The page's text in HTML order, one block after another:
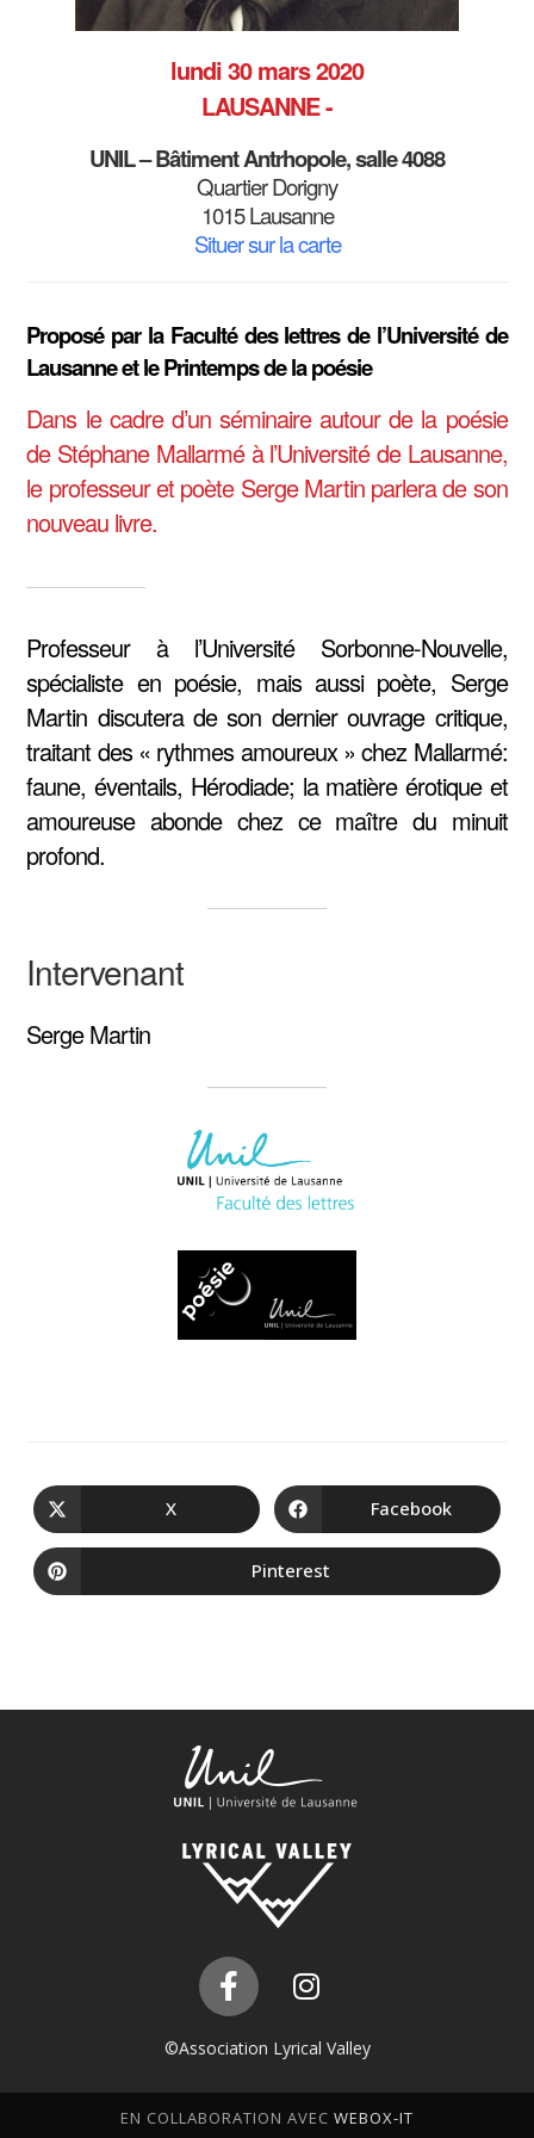
lundi 30 mars 2020
LAUSANNE -
UNIL – Bâtiment Antrhopole, salle 4088
Quartier Dorigny
1015 Lausanne
Situer sur la carte
Proposé par la Faculté des lettres de l’Université de
Lausanne et le Printemps de la poésie
Dans le cadre d’un séminaire autour de la poésie
de Stéphane Mallarmé à l’Université de Lausanne,
le professeur et poète Serge Martin parlera de son
nouveau livre.
Professeur à l’Université Sorbonne-Nouvelle,
spécialiste en poésie, mais aussi poète, Serge
Martin discutera de son dernier ouvrage critique,
traitant des « rythmes amoureux » chez Mallarmé:
faune, éventails, Hérodiade; la matière érotique et
amoureuse abonde chez ce maître du minuit
profond.
Intervenant
Serge Martin
X Facebook
Pinterest
©Association Lyrical Valley
EN COLLABORATION AVEC WEBOX-IT